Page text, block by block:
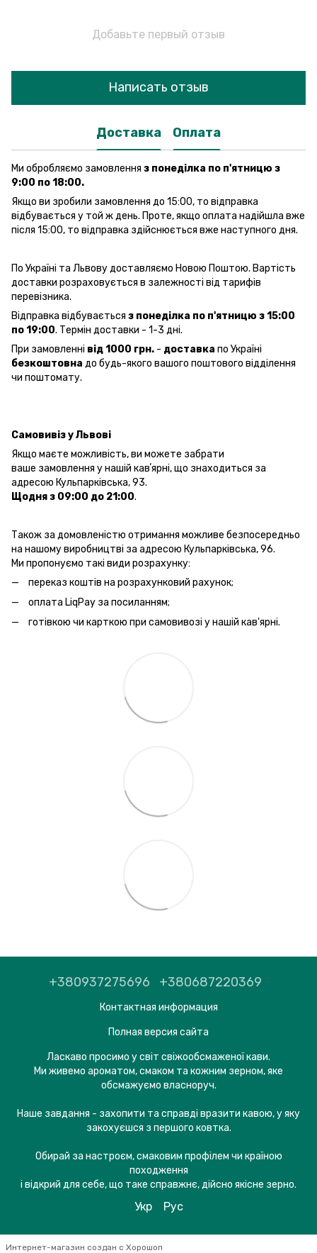
Добавьте первый отзыв
Написать отзыв
Доставка Оплата
Ми обробляємо замовлення з понеділка по п'ятницю з
9:00 по 18:00.
Якщо ви зробили замовлення до 15:00, то відправка
відбувається у той ж день. Проте, якщо оплата надійшла вже
після 15:00, то відправка здійснюється вже наступного дня.
По Україні та Львову доставляємо Новою Поштою. Вартість
доставки розраховується в залежності від тарифів
перевізника.
Відправка відбувається з понеділка по п'ятницю з 15:00
по 19:00. Термін доставки - 1-3 дні.
При замовленні від 1000 грн. - доставка по Україні
безкоштовна до будь-якого вашого поштового відділення
чи поштомату.
Самовивіз у Львові
Якщо маєте можливість, ви можете забрати
ваше замовлення у нашій кавʼярні, що знаходиться за
адресою Кульпарківська, 93.
Щодня з 09:00 до 21:00.
Також за домовленістю отримання можливе безпосередньо
на нашому виробництві за адресою Кульпарківська, 96.
Ми пропонуємо такі види розрахунку:
переказ коштів на розрахунковий рахунок;
оплата LiqPay за посиланням;
готівкою чи карткою при самовивозі у нашій кав'ярні.
+380937275696 +380687220369
Контактная информация
Полная версия сайта
Ласкаво просимо у світ свіжообсмаженої кави.
Ми живемо ароматом, смаком та кожним зерном, яке
обсмажуємо власноруч.
Наше завдання - захопити та справді вразити кавою, у яку
закохуєшся з першого ковтка.
Обирай за настроєм, смаковим профілем чи країною
походження
і відкрий для себе, що таке справжнє, дійсно якісне зерно.
Укр Рус
Интернет-магазин создан с Хорошоп